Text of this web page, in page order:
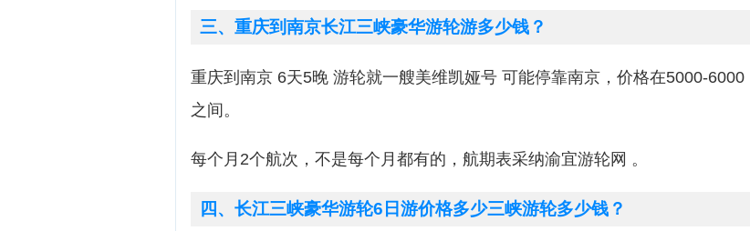
三、重庆到南京长江三峡豪华游轮游多少钱？
重庆到南京 6天5晚 游轮就一艘美维凯娅号 可能停靠南京，价格在5000-6000
之间。
每个月2个航次，不是每个月都有的，航期表采纳渝宜游轮网 。
四、长江三峡豪华游轮6日游价格多少三峡游轮多少钱？